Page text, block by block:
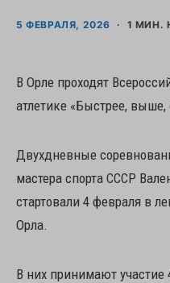
5 ФЕВРАЛЯ, 2026 1 МИН.
В Орле проходят
атлетике «Быстрее, выше,
Двухдневные
мастера спорта СССР
стартовали 4 февраля в
Орла.
В них принимают участие